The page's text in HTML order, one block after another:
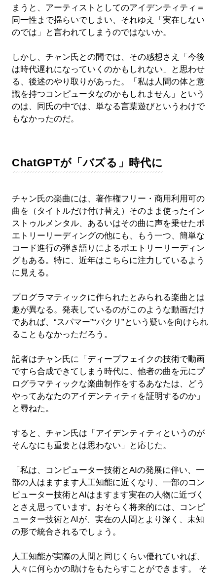
まうと、アーティストとしてのアイデンティティ＝
同一性まで揺らいでしまい、それゆえ「実在しない
のでは」と言われてしまうのではないか。
しかし、チャン氏との間では、その感想さえ「今後
は時代遅れになっていくのかもしれない」と思わせ
る、後述のやり取りがあった。「私は人間の体と意
識を持つコンピュータなのかもしれません」という
のは、同氏の中では、単なる言葉遊びというわけで
もなかったのだ。
ChatGPTが「バズる」時代に
チャン氏の楽曲には、著作権フリー・商用利用可の
曲を（タイトルだけ付け替え）そのまま使ったイン
ストゥルメンタル、あるいはその曲に声を乗せたポ
エトリーリーディングの他にも、もう一つ、簡単な
コード進行の弾き語りによるポエトリーリーディン
グもある。特に、近年はこちらに注力しているよう
に見える。
プログラマティックに作られたとみられる楽曲とは
趣が異なる。発表しているのがこのような動画だけ
であれば、“スパマー”“パクリ”という疑いを向けられ
ることもなかっただろう。
記者はチャン氏に「ディープフェイクの技術で動画
ですら合成できてしまう時代に、他者の曲を元にプ
ログラマティックな楽曲制作をするあなたは、どう
やってあなたのアイデンティティを証明するのか」
と尋ねた。
すると、チャン氏は「アイデンティティというのが
そんなにも重要とは思わない」と応じた。
「私は、コンピューター技術とAIの発展に伴い、一
部の人はますます人工知能に近くなり、一部のコン
ピューター技術とAIはますます実在の人物に近づく
とさえ思っています。おそらく将来的には、コンピ
ューター技術とAIが、実在の人間とより深く、未知
の形で統合されるでしょう。
人工知能が実際の人間と同じくらい優れていれば、
人々に何らかの助けをもたらすことができます。 そ